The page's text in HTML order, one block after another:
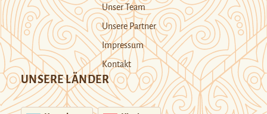
Unser Team
Unsere Partner
Impressum
Kontakt
UNSERE LÄNDER